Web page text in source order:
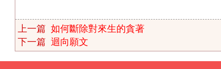
上一篇 如何斷除對來生的貪著
下一篇 迴向願文